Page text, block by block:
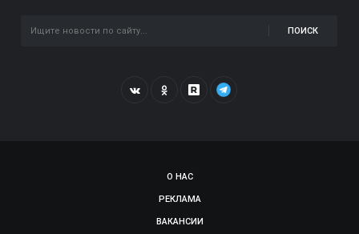
ПОИСК
О НАС
РЕКЛАМА
ВАКАНСИИ